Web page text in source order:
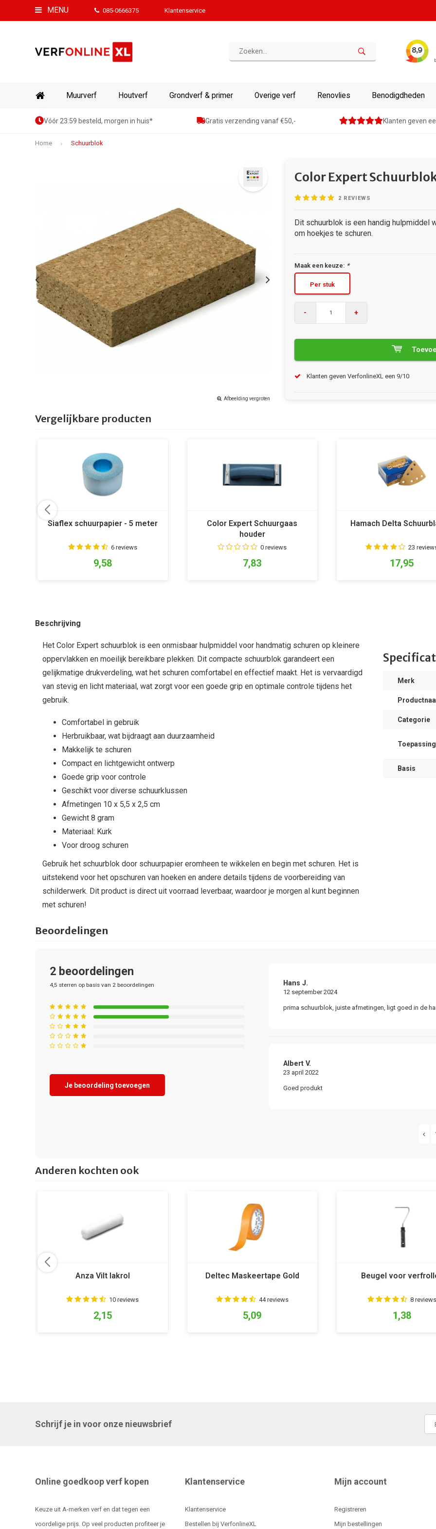
MENU 085-0666375 Klantenservice
Muurverf Houtverf Grondverf & primer Overige verf Renovlies Benodigdheden
Vóór 23:59 besteld, morgen in huis* Gratis verzending vanaf €50,- Klanten geven
Home Schuurblok
Afbeelding vergroten
Color Expert
2 REVIEWS
Dit schuurblok is een handig hulpmiddel
om hoekjes te schuren.
Maak een keuze: *
Per stuk
- +
Klanten geven VerfonlineXL een 9/10
Vergelijkbare producten
Siaflex schuurpapier - 5 meter
6 reviews
9,58
Color Expert Schuurgaas
houder
0 reviews
7,83
Hamach Delta
23
17,95
Beschrijving
Het Color Expert schuurblok is een onmisbaar hulpmiddel voor handmatig schuren op kleinere
oppervlakken en moeilijk bereikbare plekken. Dit compacte schuurblok garandeert een
gelijkmatige drukverdeling, wat het schuren comfortabel en effectief maakt. Het is vervaardigd
van stevig en licht materiaal, wat zorgt voor een goede grip en optimale controle tijdens het
gebruik.
Comfortabel in gebruik
Herbruikbaar, wat bijdraagt aan duurzaamheid
Makkelijk te schuren
Compact en lichtgewicht ontwerp
Goede grip voor controle
Geschikt voor diverse schuurklussen
Afmetingen 10 x 5,5 x 2,5 cm
Gewicht 8 gram
Materiaal: Kurk
Voor droog schuren
Gebruik het schuurblok door schuurpapier eromheen te wikkelen en begin met schuren. Het is
uitstekend voor het opschuren van hoeken en andere details tijdens de voorbereiding van
schilderwerk. Dit product is direct uit voorraad leverbaar, waardoor je morgen al kunt beginnen
met schuren!
Merk
Categorie
Toepassing
Basis
Beoordelingen
2 beoordelingen
4,5 sterren op basis van 2 beoordelingen
Je beoordeling toevoegen
Hans J.
12 september 2024
prima schuurblok, juiste afmetingen, ligt goed in de
Albert V.
23 april 2022
Goed produkt
Anderen kochten ook
Anza Vilt lakrol
10 reviews
2,15
Deltec Maskeertape Gold
44 reviews
5,09
Beugel voor
8 reviews
1,38
Schrijf je in voor onze nieuwsbrief
Online goedkoop verf kopen
Keuze uit A-merken verf en dat tegen een
voordelige prijs. Op veel producten profiteer je
Klantenservice
Klantenservice
Bestellen bij VerfonlineXL
Mijn account
Registreren
Mijn bestellingen